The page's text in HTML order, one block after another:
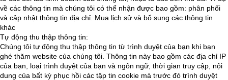
về các thông tin mà chúng tôi có thể nhận được bao gồm: phân phối
và cập nhật thông tin địa chỉ. Mua lịch sử và bổ sung các thông tin
khác
Tự động thu thập thông tin:
Chúng tôi tự động thu thập thông tin từ trình duyệt của bạn khi bạn
ghé thăm website của chúng tôi. Thông tin này bao gồm các địa chỉ IP
của bạn, loại trình duyệt của bạn và ngôn ngữ, thời gian truy cập, nội
dung của bất kỳ phục hồi các tập tin cookie mà trước đó trình duyệt